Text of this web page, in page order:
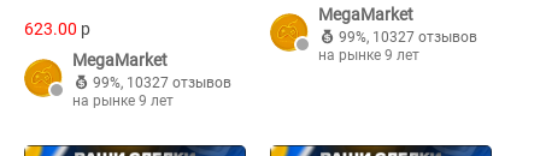
623.00 p
MegaMarket
99%, 10327 отзывов
на рынке 9 лет
MegaMarket
99%, 10327 отзывов
на рынке 9 лет